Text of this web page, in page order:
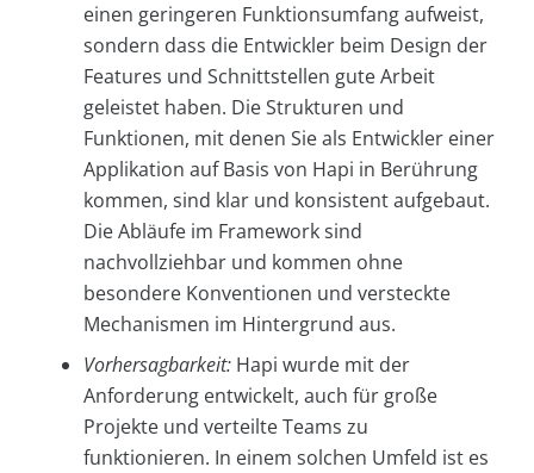
einen geringeren Funktionsumfang aufweist,
sondern dass die Entwickler beim Design der
Features und Schnittstellen gute Arbeit
geleistet haben. Die Strukturen und
Funktionen, mit denen Sie als Entwickler einer
Applikation auf Basis von Hapi in Berührung
kommen, sind klar und konsistent aufgebaut.
Die Abläufe im Framework sind
nachvollziehbar und kommen ohne
besondere Konventionen und versteckte
Mechanismen im Hintergrund aus.
Vorhersagbarkeit: Hapi wurde mit der
Anforderung entwickelt, auch für große
Projekte und verteilte Teams zu
funktionieren. In einem solchen Umfeld ist es